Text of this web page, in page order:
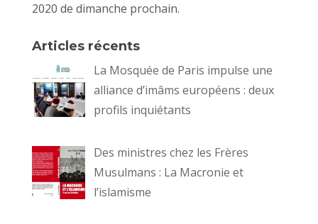
2020 de dimanche prochain.
Articles récents
La Mosquée de Paris impulse une
alliance d’imâms européens : deux
profils inquiétants
Des ministres chez les Frères
Musulmans : La Macronie et
l’islamisme